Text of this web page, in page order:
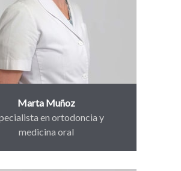
Marta Muñoz
en ortodoncia y
medicina oral